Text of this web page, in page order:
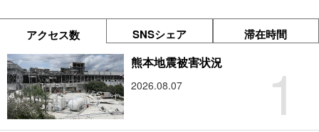
アクセス数 SNSシェア 滞在時間
1
熊本地震被害状況
2026.08.07